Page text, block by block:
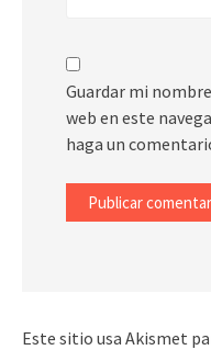
Guardar mi
web en este
haga un
Este sitio usa Akismet